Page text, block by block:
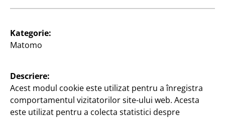
Informații pentru clienți
Căutare filială
Kategorie:
Matomo
Descriere:
Acest modul cookie este utilizat pentru a înregistra
comportamentul vizitatorilor site-ului web. Acesta
este utilizat pentru a colecta statistici despre